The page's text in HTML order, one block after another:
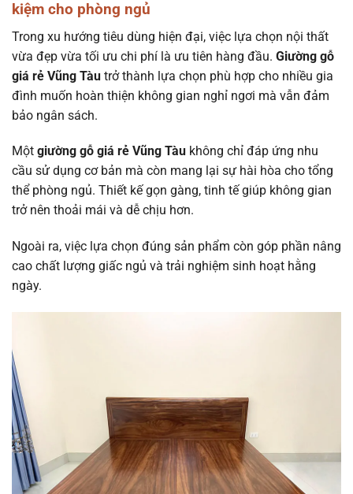
kiệm cho phòng ngủ
Trong xu hướng tiêu dùng hiện đại, việc lựa chọn nội thất
vừa đẹp vừa tối ưu chi phí là ưu tiên hàng đầu. Giường gỗ
giá rẻ Vũng Tàu trở thành lựa chọn phù hợp cho nhiều gia
đình muốn hoàn thiện không gian nghỉ ngơi mà vẫn đảm
bảo ngân sách.
Một giường gỗ giá rẻ Vũng Tàu không chỉ đáp ứng nhu
cầu sử dụng cơ bản mà còn mang lại sự hài hòa cho tổng
thể phòng ngủ. Thiết kế gọn gàng, tinh tế giúp không gian
trở nên thoải mái và dễ chịu hơn.
Ngoài ra, việc lựa chọn đúng sản phẩm còn góp phần nâng
cao chất lượng giấc ngủ và trải nghiệm sinh hoạt hằng
ngày.